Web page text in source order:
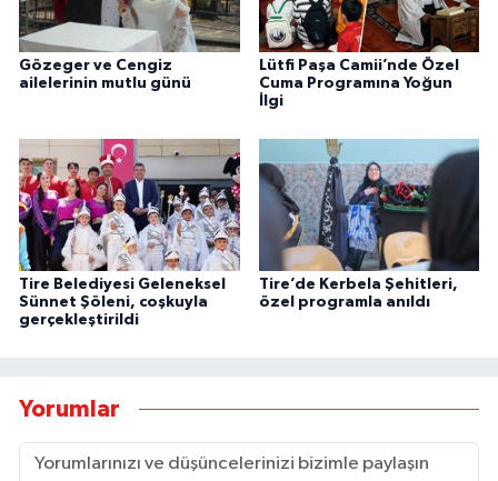
Gözeger ve Cengiz
ailelerinin mutlu günü
Lütfi Paşa Camii’nde Özel
Cuma Programına Yoğun
İlgi
Tire Belediyesi Geleneksel
Sünnet Şöleni, coşkuyla
gerçekleştirildi
Tire’de Kerbela Şehitleri,
özel programla anıldı
Yorumlar